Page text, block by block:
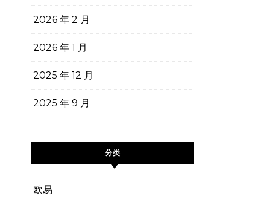
2026 年 2 月
2026 年 1 月
2025 年 12 月
2025 年 9 月
分类
欧易